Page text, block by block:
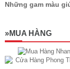
Những gam màu
»MUA HÀNG